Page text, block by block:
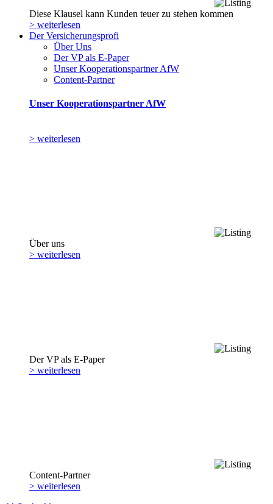
Diese Klausel kann Kunden teuer zu stehen kommen
> weiterlesen
Der Versicherungsprofi
Über Uns
Der VP als E-Paper
Unser Kooperationspartner AfW
Content-Partner
Unser Kooperationspartner AfW
> weiterlesen
Über uns
> weiterlesen
Der VP als E-Paper
> weiterlesen
Content-Partner
> weiterlesen